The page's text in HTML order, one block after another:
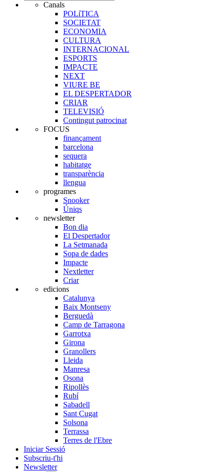
Canals
POLíTICA
SOCIETAT
ECONOMIA
CULTURA
INTERNACIONAL
ESPORTS
IMPACTE
NEXT
VIURE BE
EL DESPERTADOR
CRIAR
TELEVISIÓ
Contingut patrocinat
FOCUS
finançament
barcelona
sequera
habitatge
transparència
llengua
programes
Snooker
Úniqs
newsletter
Bon dia
El Despertador
La Setmanada
Sopa de dades
Impacte
Nextletter
Criar
edicions
Catalunya
Baix Montseny
Berguedà
Camp de Tarragona
Garrotxa
Girona
Granollers
Lleida
Manresa
Osona
Ripollès
Rubí
Sabadell
Sant Cugat
Solsona
Terrassa
Terres de l'Ebre
Iniciar Sessió
Subscriu-t'hi
Newsletter